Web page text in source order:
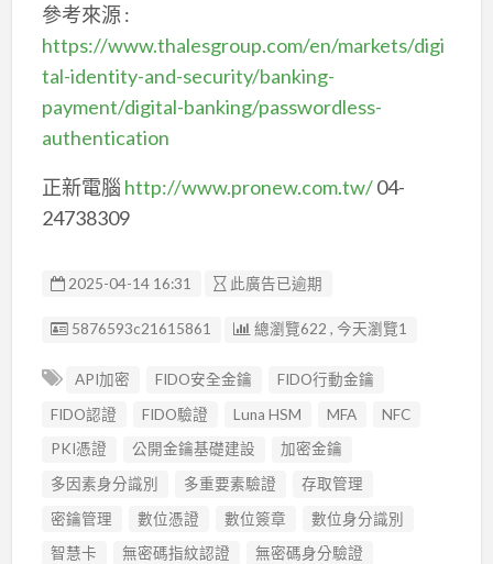
參考來源 :
https://www.thalesgroup.com/en/markets/digi
tal-identity-and-security/banking-
payment/digital-banking/passwordless-
authentication
正新電腦 http://www.pronew.com.tw/04-
24738309
2025-04-14 16:31 此廣告已逾期
廣告编號
5876593c21615861 總瀏覽622 , 今天瀏覽1
API加密 FIDO安全金鑰
FIDO行動金鑰
FIDO認證
FIDO驗證 Luna HSM MFA
NFC
PKI憑證
公開金鑰基礎建設
加密金鑰
多因素身分識別
多重要素驗證
存取管理
密鑰管理
數位憑證 數位簽章
數位身分識別
智慧卡
無密碼指紋認證
無密碼身分驗證